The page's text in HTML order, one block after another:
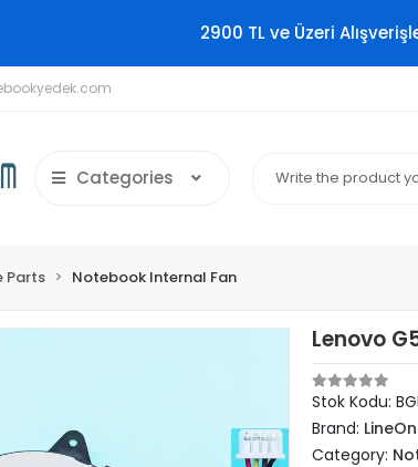
2900 TL ve Üzeri
Categories
Parts Notebook Internal Fan
Lenovo
Stok Kodu:
Brand: LineOn
Category: